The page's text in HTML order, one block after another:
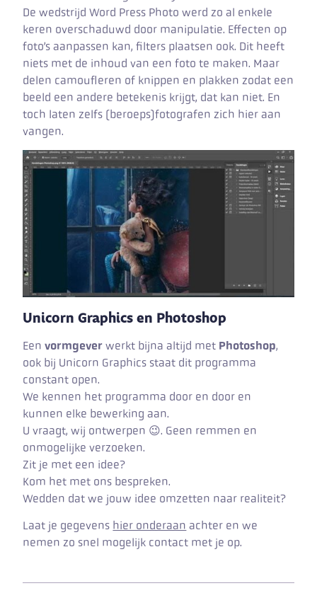
De wedstrijd Word Press Photo werd zo al enkele
keren overschaduwd door manipulatie. Effecten op
foto’s aanpassen kan, filters plaatsen ook. Dit heeft
niets met de inhoud van een foto te maken. Maar
delen camoufleren of knippen en plakken zodat een
beeld een andere betekenis krijgt, dat kan niet. En
toch laten zelfs (beroeps)fotografen zich hier aan
vangen.
Unicorn Graphics en Photoshop
Eenvormgever werkt bijna altijd met Photoshop,
ook bij Unicorn Graphics staat dit programma
constant open.
We kennen het programma door en door en
kunnen elke bewerking aan.
U vraagt, wij ontwerpen 😉. Geen remmen en
onmogelijke verzoeken.
Zit je met een idee?
Kom het met ons bespreken.
Wedden dat we jouw idee omzetten naar realiteit?
Laat je gegevens hier onderaan achter en we
nemen zo snel mogelijk contact met je op.